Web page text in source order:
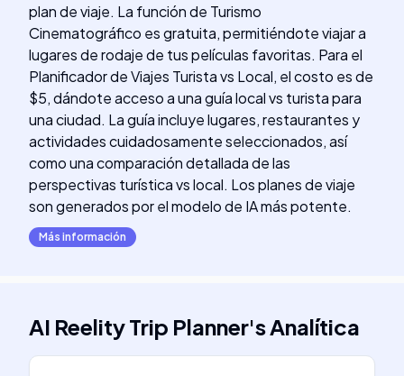
plan de viaje. La función de Turismo
Cinematográfico es gratuita, permitiéndote viajar a
lugares de rodaje de tus películas favoritas. Para el
Planificador de Viajes Turista vs Local, el costo es de
$5, dándote acceso a una guía local vs turista para
una ciudad. La guía incluye lugares, restaurantes y
actividades cuidadosamente seleccionados, así
como una comparación detallada de las
perspectivas turística vs local. Los planes de viaje
son generados por el modelo de IA más potente.
Más información
AI Reelity Trip Planner'sAnalítica